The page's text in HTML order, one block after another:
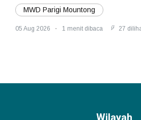
MWD Parigi Mountong
05 Aug 2026 1 menit dibaca 27
Wilayah